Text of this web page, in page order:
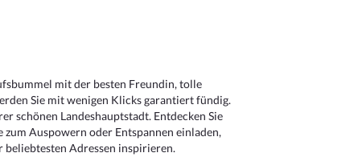
mit der besten Freundin, tolle
Sie mit wenigen Klicks garantiert fündig.
schönen Landeshauptstadt. Entdecken Sie
Auspowern oder Entspannen einladen,
beliebtesten Adressen inspirieren.